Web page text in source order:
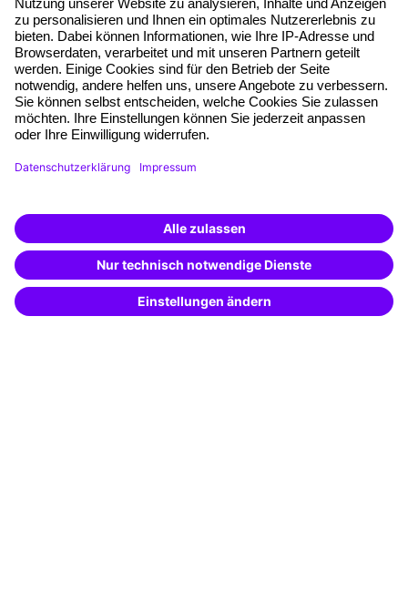
Planungssicherheit
Freie Seminarplätze
Qualitätsstandards
Planung und Locations
Weiterbildungs-App
Besondere Angebote
Potenzialanalyse
Transfercoaching
Weiterbildung finden -
mit KI-Power!
Beschreibe was du suchst und erhalte
passende Weiterbildungen vomKI-Berater
– schnell und treffsicher.